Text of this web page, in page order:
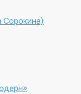
Сорокина)